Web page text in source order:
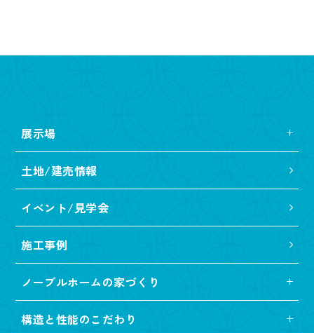
展示場
土地/建売情報
イベント/見学会
施工事例
ノーブルホームの家づくり
構造と性能のこだわり